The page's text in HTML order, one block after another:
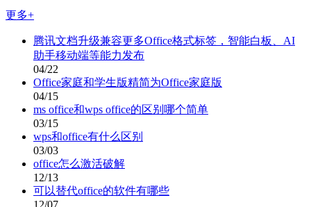
更多+
腾讯文档升级兼容更多Office格式标签，智能白板、AI
助手移动端等能力发布
04/22
Office家庭和学生版精简为Office家庭版
04/15
ms office和wps office的区别哪个简单
03/15
wps和office有什么区别
03/03
office怎么激活破解
12/13
可以替代office的软件有哪些